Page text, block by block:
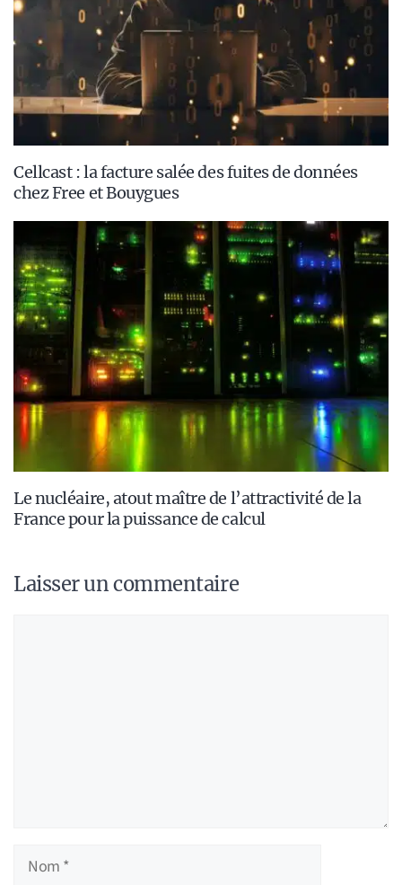
Cellcast : la facture salée des fuites de données
chez Free et Bouygues
Le nucléaire, atout maître de l’attractivité de la
France pour la puissance de calcul
Laisser un commentaire
Nom